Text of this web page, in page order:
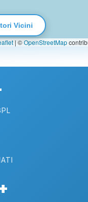
| ©OpenStreetMap
Vicini